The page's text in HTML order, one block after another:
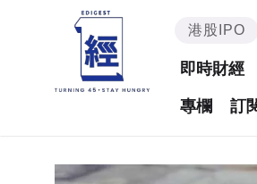
港股IPO
即時財經
專欄 訂